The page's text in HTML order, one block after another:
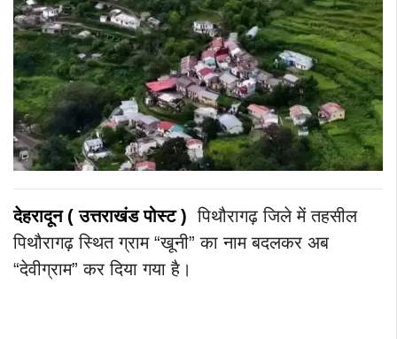
देहरादून ( उत्तराखंड पोस्ट ) पिथौरागढ़ जिले में तहसील
पिथौरागढ़ स्थित ग्राम “खूनी” का नाम बदलकर अब
“देवीग्राम” कर दिया गया है।